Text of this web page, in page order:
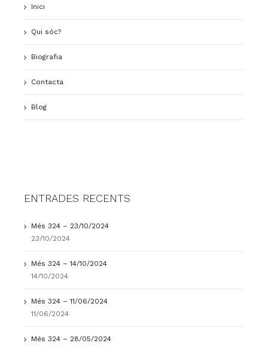
Inici
Qui sóc?
Biografia
Contacta
Blog
ENTRADES RECENTS
Més 324 – 23/10/2024
23/10/2024
Més 324 – 14/10/2024
14/10/2024
Més 324 – 11/06/2024
11/06/2024
Més 324 – 28/05/2024